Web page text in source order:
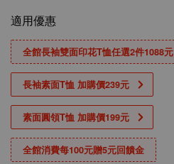
適用優惠
全館長袖雙面印花T恤任選2件1088元
長袖素面T恤 加購價239元
素面圓領T恤 加購價199元
全館消費每100元贈5元回饋金